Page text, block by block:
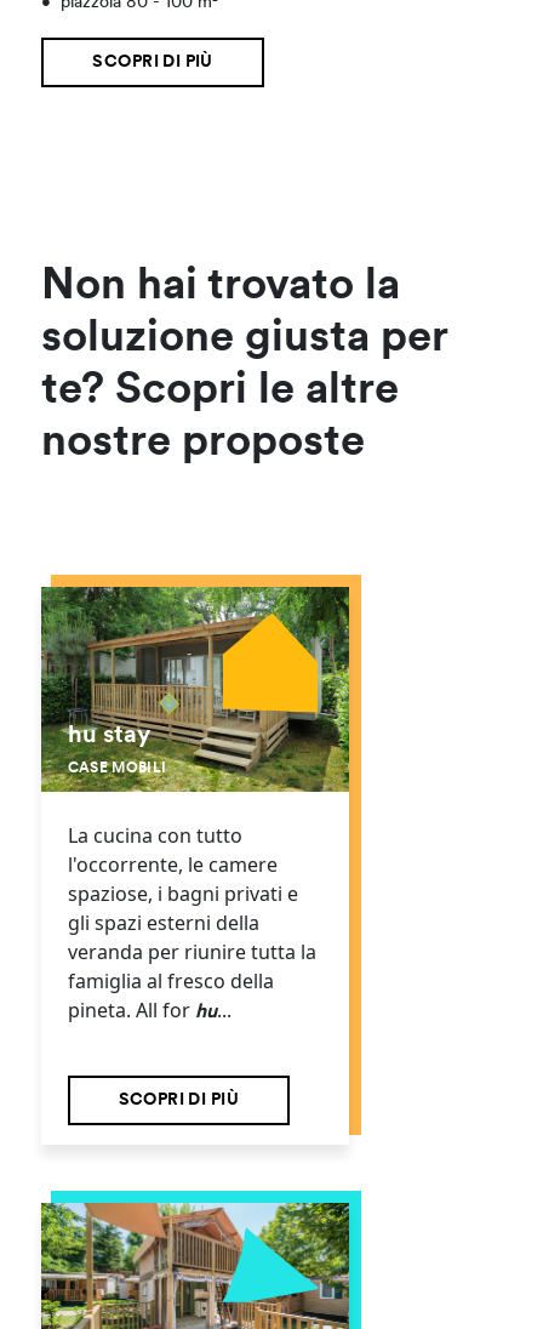
SCOPRI DI PIÙ
Non hai trovato la
soluzione giusta per
te? Scopri le altre
nostre proposte
hu stay
CASE MOBILI
La cucina con tutto
l'occorrente, le camere
spaziose, i bagni privati e
gli spazi esterni della
veranda per riunire tutta la
famiglia al fresco della
pineta. All for hu...
SCOPRI DI PIÙ